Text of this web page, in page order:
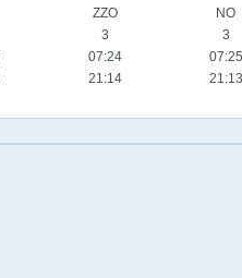
ZZO
NO
3
3
07:24
07:25
21:14 21:13